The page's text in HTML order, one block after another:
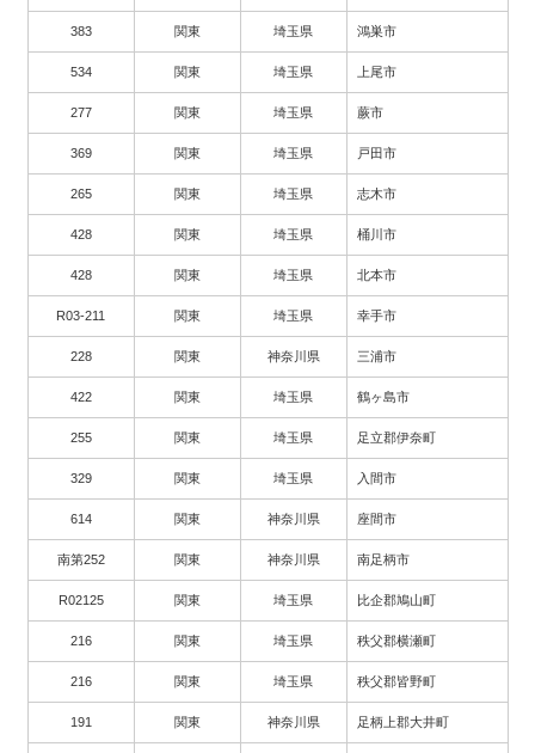
383 関東 埼玉県 鴻巣市
534 関東 埼玉県 上尾市
277 関東 埼玉県 蕨市
369 関東 埼玉県 戸田市
265 関東 埼玉県 志木市
428 関東 埼玉県 桶川市
428 関東 埼玉県 北本市
R03-211 関東 埼玉県 幸手市
228 関東 神奈川県 三浦市
422 関東 埼玉県 鶴ヶ島市
255 関東 埼玉県 足立郡伊奈町
329 関東 埼玉県 入間市
614 関東 神奈川県 座間市
南第252 関東 神奈川県 南足柄市
R02125 関東 埼玉県 比企郡鳩山町
216 関東 埼玉県 秩父郡横瀬町
216 関東 埼玉県 秩父郡皆野町
191 関東 神奈川県 足柄上郡大井町